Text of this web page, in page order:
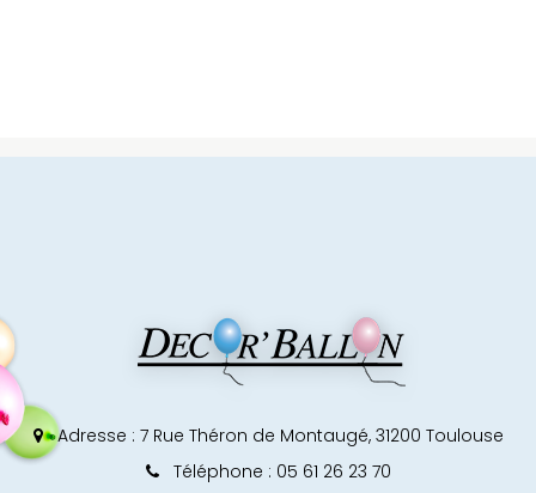
Adresse : 7 Rue Théron de Montaugé, 31200 Toulouse
Téléphone : 05 61 26 23 70